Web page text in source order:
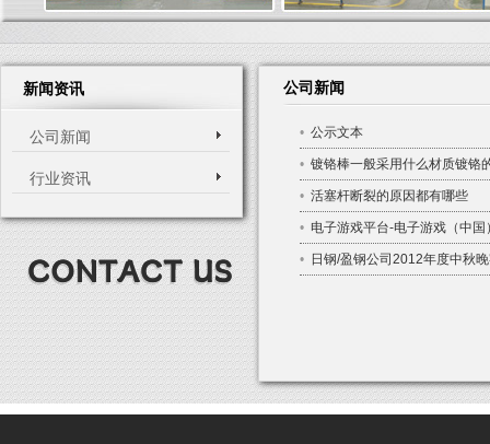
新闻资讯
公司新闻
行业资讯
公司新闻
• 公示文本
• 镀铬棒一般采用什么材质镀铬
• 活塞杆断裂的原因都有哪些
• 电子游戏平台-电子游戏（中
• 日钢/盈钢公司2012年度中秋